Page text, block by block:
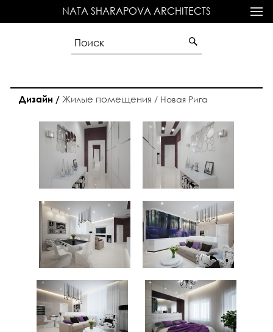
NATA SHARAPOVA ARCHITECTS
Дизайн / Жилые помещения / Новая Рига